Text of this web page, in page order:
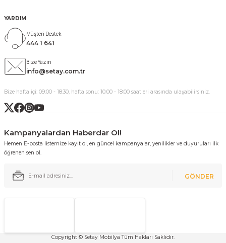
YARDIM
Müşteri Destek
444 1 641
Bize Yazın
info@setay.com.tr
Bize hafta içi: 09:00 - 18:30, hafta sonu: 10:00 - 18:00 saatleri arasında ulaşabilirsiniz.
Kampanyalardan Haberdar Ol!
Hemen E-posta listemize kayıt ol, en güncel kampanyalar, yenilikler ve duyuruları ilk
öğrenen sen ol.
GÖNDER
Copyright © Setay Mobilya Tüm Hakları Saklıdır.